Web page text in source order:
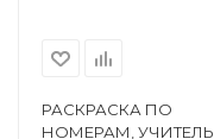
РАСКРАСКА ПО
НОМЕРАМ, УЧИТЕЛЬ